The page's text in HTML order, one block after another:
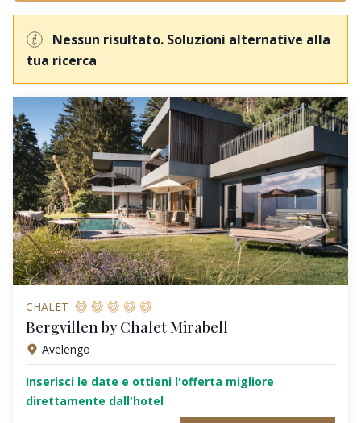
Nessun risultato. Soluzioni alternative alla
tua ricerca
CHALET
Bergvillen by Chalet Mirabell
Avelengo
Inserisci le date e ottieni l'offerta migliore
direttamente dall'hotel